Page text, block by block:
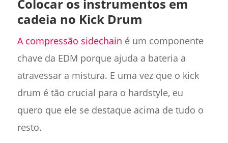
Colocar os instrumentos em
cadeia no Kick Drum
A compressão sidechain é um componente
chave da EDM porque ajuda a bateria a
atravessar a mistura. E uma vez que o kick
drum é tão crucial para o hardstyle, eu
quero que ele se destaque acima de tudo o
resto.